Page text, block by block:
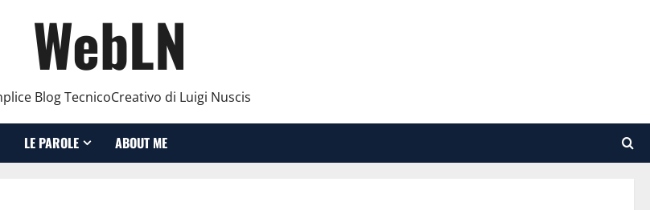
WebLN
Blog TecnicoCreativo di Luigi Nuscis
LE PAROLE ABOUT ME